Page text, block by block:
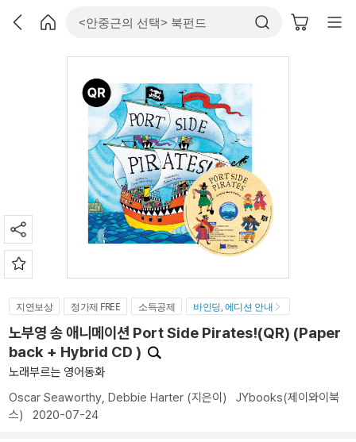
지연보상 정가제 FREE 소득공제 바인딩, 에디션 안내
노부영 송 애니메이션 Port Side Pirates!(QR) (Paper
back + Hybrid CD )
노래부르는 영어동화
Oscar Seaworthy, Debbie Harter (지은이) JYbooks(제이와이북
스) 2020-07-24